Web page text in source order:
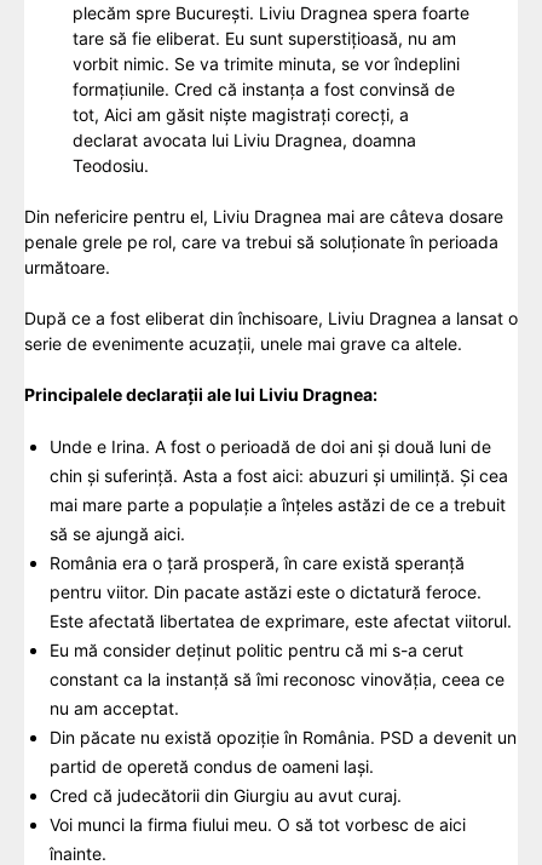
plecăm spre București. Liviu Dragnea spera foarte
tare să fie eliberat. Eu sunt superstițioasă, nu am
vorbit nimic. Se va trimite minuta, se vor îndeplini
formațiunile. Cred că instanța a fost convinsă de
tot, Aici am găsit niște magistrați corecți, a
declarat avocata lui Liviu Dragnea, doamna
Teodosiu.
Din nefericire pentru el, Liviu Dragnea mai are câteva dosare
penale grele pe rol, care va trebui să soluționate în perioada
următoare.
După ce a fost eliberat din închisoare, Liviu Dragnea a lansat o
serie de evenimente acuzații, unele mai grave ca altele.
Principalele declarații ale lui Liviu Dragnea:
Unde e Irina. A fost o perioadă de doi ani și două luni de
chin și suferință. Asta a fost aici: abuzuri și umilință. Și cea
mai mare parte a populație a înțeles astăzi de ce a trebuit
să se ajungă aici.
România era o țară prosperă, în care există speranță
pentru viitor. Din pacate astăzi este o dictatură feroce.
Este afectată libertatea de exprimare, este afectat viitorul.
Eu mă consider deținut politic pentru că mi s-a cerut
constant ca la instanță să îmi reconosc vinovăția, ceea ce
nu am acceptat.
Din păcate nu există opoziție în România. PSD a devenit un
partid de operetă condus de oameni lași.
Cred că judecătorii din Giurgiu au avut curaj.
Voi munci la firma fiului meu. O să tot vorbesc de aici
înainte.